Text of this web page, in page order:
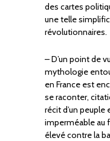
des cartes
une telle
révolutionnaires.
– D’un point de
mythologie
en France est
se raconter,
récit d’un
imperméable au
élevé contre la